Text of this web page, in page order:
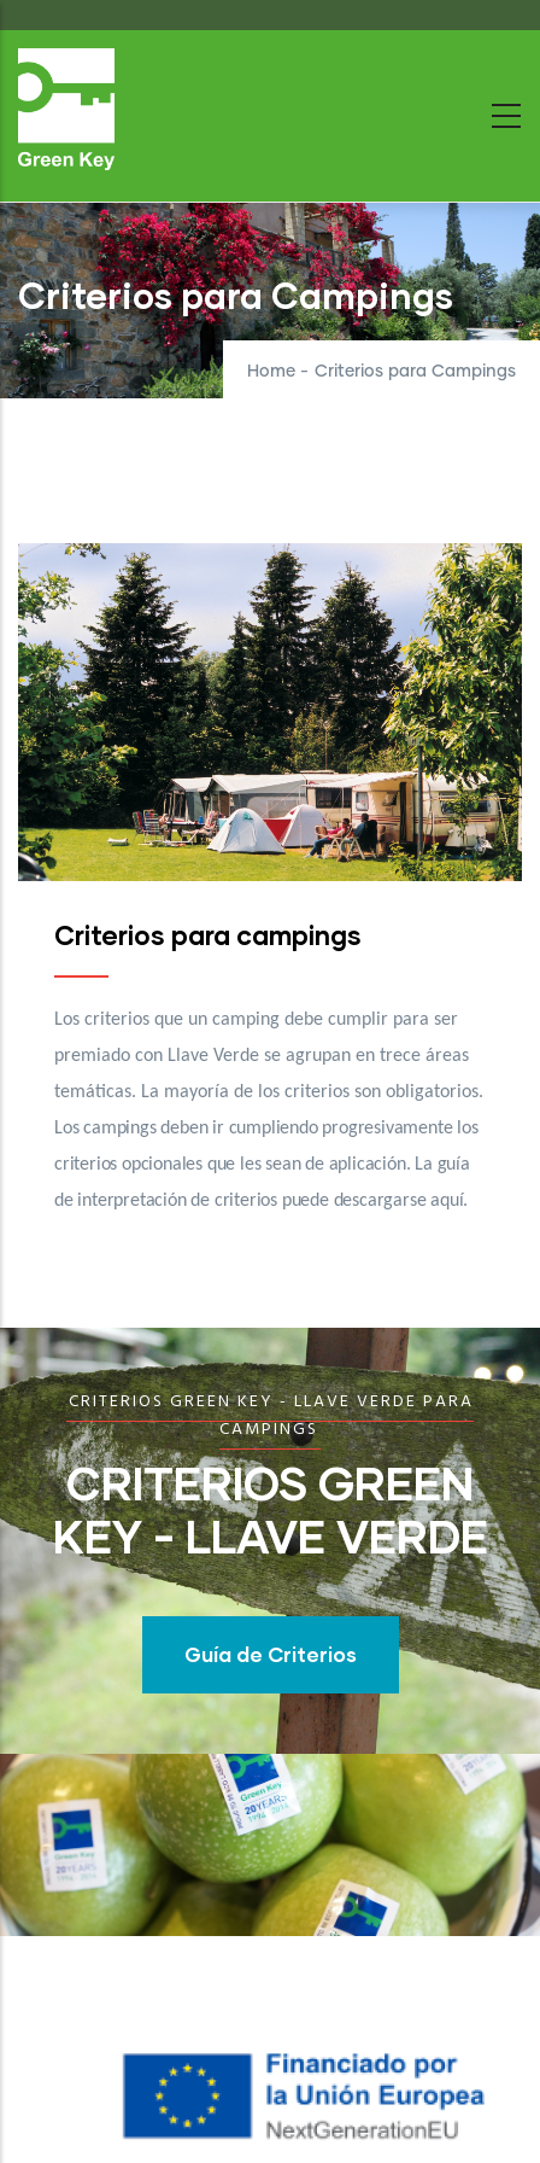
to
main
Criterios para Campings
Home - Criterios para Campings
cumplir para ser
en trece áreas
son obligatorios.
progresivamente los
de aplicación. La guía
descargarse aquí.
Criterios para
Los criterios que un camping
premiado con Llave Verde se
temáticas. La mayoría de los
Los campings deben ir cumpliendo
criterios opcionales que les sean
de interpretación de criterios
CRITERIOS GREEN KEY - LLAVE VERDE PARA
CAMPINGS
CRITERIOS GREEN
KEY - LLAVE VERDE
Guía de Criterios